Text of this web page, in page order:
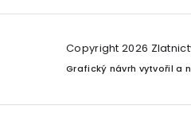
Copyright 2026
Grafický návrh vytvořil a